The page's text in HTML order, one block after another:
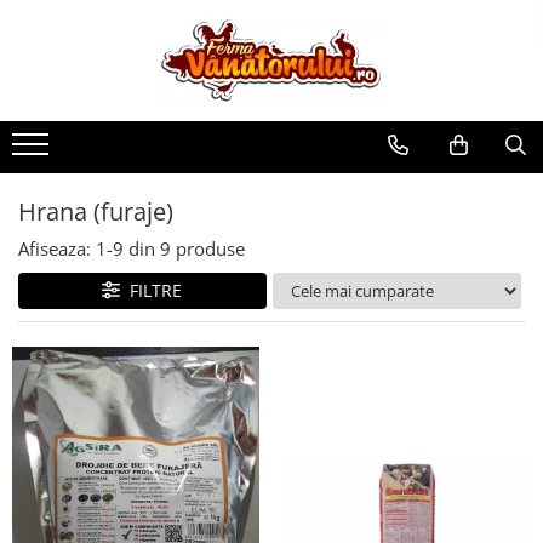
Toate Produsele
Iepuri
Hranitori
Adapatori
Accesorii
Hrana (furaje)
Prepeliţe
Hranitori
Adapatori
Custi
Incubatoare
Accesorii
Hrana (furaje)
Hrana (furaje)
Afiseaza: 1-9 din 9 produse
FILTRE